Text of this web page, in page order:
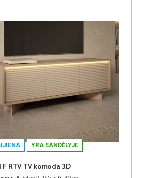
YRA SANDĖLYJE
F RTV TV komoda 3D